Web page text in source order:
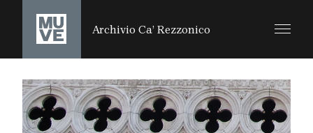
SALTA AL CONTENUTO PRINCIPALE
Archivio Ca’ Rezzonico